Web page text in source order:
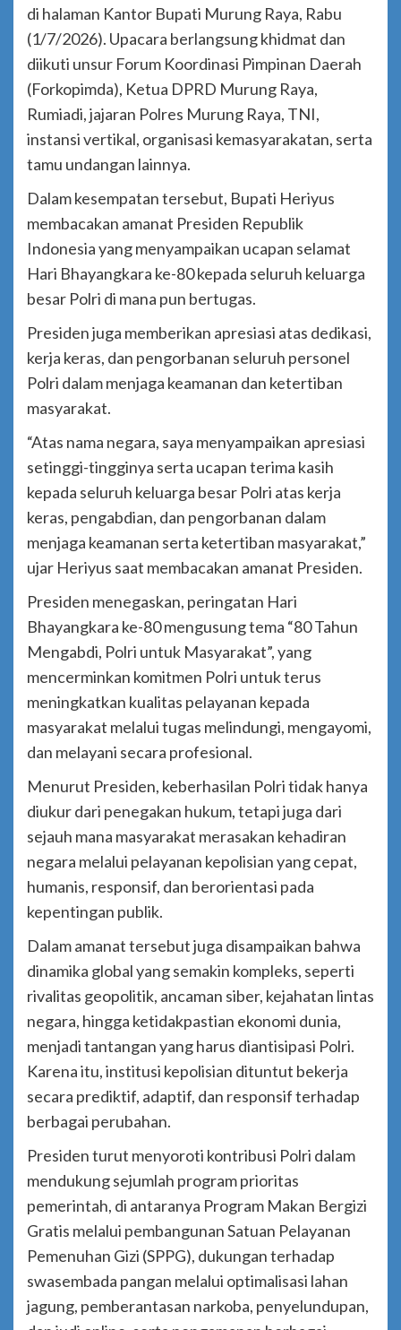
di halaman Kantor Bupati Murung Raya, Rabu
(1/7/2026). Upacara berlangsung khidmat dan
diikuti unsur Forum Koordinasi Pimpinan Daerah
(Forkopimda), Ketua DPRD Murung Raya,
Rumiadi, jajaran Polres Murung Raya, TNI,
instansi vertikal, organisasi kemasyarakatan, serta
tamu undangan lainnya.
Dalam kesempatan tersebut, Bupati Heriyus
membacakan amanat Presiden Republik
Indonesia yang menyampaikan ucapan selamat
Hari Bhayangkara ke-80 kepada seluruh keluarga
besar Polri di mana pun bertugas.
Presiden juga memberikan apresiasi atas dedikasi,
kerja keras, dan pengorbanan seluruh personel
Polri dalam menjaga keamanan dan ketertiban
masyarakat.
“Atas nama negara, saya menyampaikan apresiasi
setinggi-tingginya serta ucapan terima kasih
kepada seluruh keluarga besar Polri atas kerja
keras, pengabdian, dan pengorbanan dalam
menjaga keamanan serta ketertiban masyarakat,”
ujar Heriyus saat membacakan amanat Presiden.
Presiden menegaskan, peringatan Hari
Bhayangkara ke-80 mengusung tema “80 Tahun
Mengabdi, Polri untuk Masyarakat”, yang
mencerminkan komitmen Polri untuk terus
meningkatkan kualitas pelayanan kepada
masyarakat melalui tugas melindungi, mengayomi,
dan melayani secara profesional.
Menurut Presiden, keberhasilan Polri tidak hanya
diukur dari penegakan hukum, tetapi juga dari
sejauh mana masyarakat merasakan kehadiran
negara melalui pelayanan kepolisian yang cepat,
humanis, responsif, dan berorientasi pada
kepentingan publik.
Dalam amanat tersebut juga disampaikan bahwa
dinamika global yang semakin kompleks, seperti
rivalitas geopolitik, ancaman siber, kejahatan lintas
negara, hingga ketidakpastian ekonomi dunia,
menjadi tantangan yang harus diantisipasi Polri.
Karena itu, institusi kepolisian dituntut bekerja
secara prediktif, adaptif, dan responsif terhadap
berbagai perubahan.
Presiden turut menyoroti kontribusi Polri dalam
mendukung sejumlah program prioritas
pemerintah, di antaranya Program Makan Bergizi
Gratis melalui pembangunan Satuan Pelayanan
Pemenuhan Gizi (SPPG), dukungan terhadap
swasembada pangan melalui optimalisasi lahan
jagung, pemberantasan narkoba, penyelundupan,